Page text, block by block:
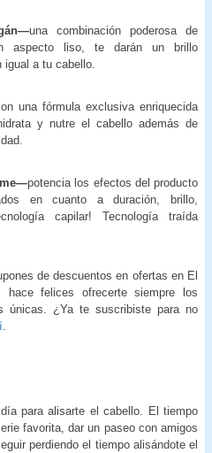
una combinación poderosa de
aspecto liso, te darán un brillo
a tu cabello.
una fórmula exclusiva enriquecida
y nutre el cabello además de
potencia los efectos del producto
en cuanto a duración, brillo,
capilar! Tecnología traída
de descuentos en ofertas en El
hace felices ofrecerte siempre los
únicas. ¿Ya te suscribiste para no
para alisarte el cabello. El tiempo
favorita, dar un paseo con amigos
perdiendo el tiempo alisándote el